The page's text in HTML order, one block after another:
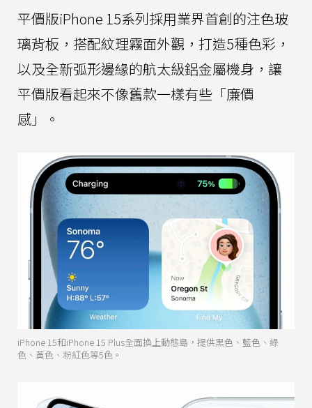
平價版iPhone 15系列採用業界首創的注色玻
璃背板，搭配紋理霧面外觀，打造5種色彩，
以及全新弧形邊緣的航太級鋁金屬機身，讓
平價版看起來不像舊款一樣有些「廉價
感」。
iPhone 15和iPhone 15 Plus全面換上動態島，提供黑色、藍色、綠
色、黃色、粉紅色等5色。